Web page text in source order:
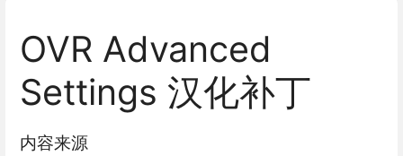
OVR Advanced
Settings 汉化补丁
内容来源